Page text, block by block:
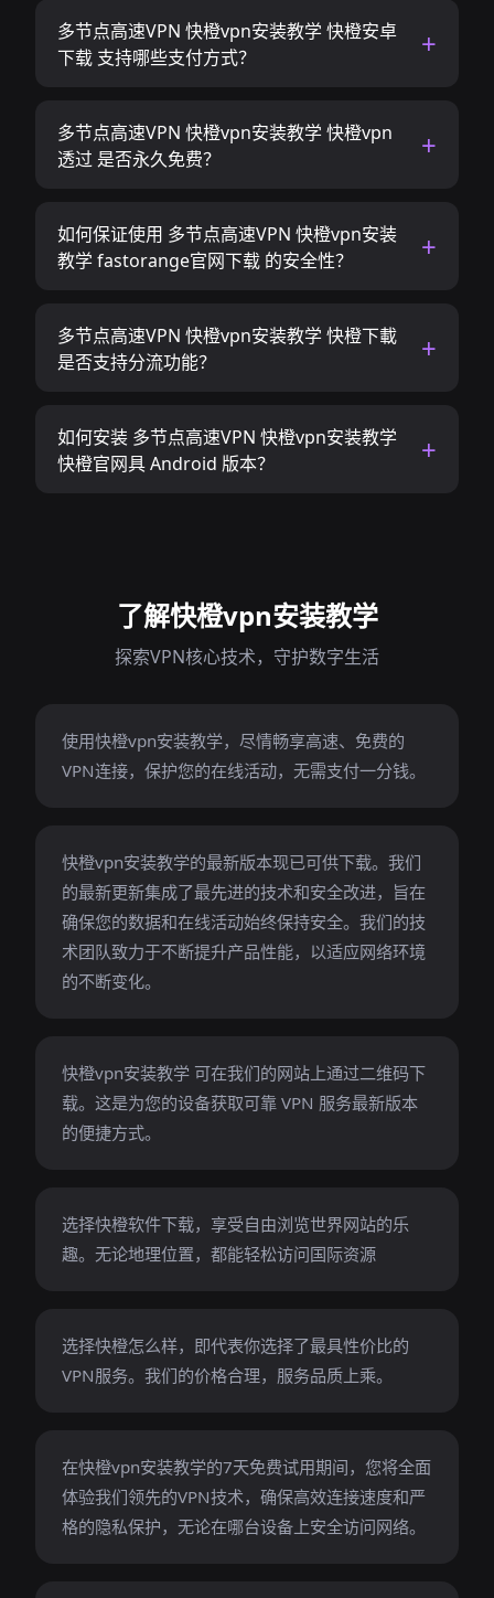
多节点高速VPN 快橙vpn安装教学 快橙安卓
下载 支持哪些支付方式？
多节点高速VPN 快橙vpn安装教学 快橙vpn
透过 是否永久免费？
如何保证使用 多节点高速VPN 快橙vpn安装
教学 fastorange官网下载 的安全性？
多节点高速VPN 快橙vpn安装教学 快橙下載
是否支持分流功能？
如何安装 多节点高速VPN 快橙vpn安装教学
快橙官网具 Android 版本？
了解快橙vpn安装教学
探索VPN核心技术，守护数字生活
使用快橙vpn安装教学，尽情畅享高速、免费的
VPN连接，保护您的在线活动，无需支付一分钱。
快橙vpn安装教学的最新版本现已可供下载。我们
的最新更新集成了最先进的技术和安全改进，旨在
确保您的数据和在线活动始终保持安全。我们的技
术团队致力于不断提升产品性能，以适应网络环境
的不断变化。
快橙vpn安装教学 可在我们的网站上通过二维码下
载。这是为您的设备获取可靠 VPN 服务最新版本
的便捷方式。
选择快橙软件下载，享受自由浏览世界网站的乐
趣。无论地理位置，都能轻松访问国际资源
选择快橙怎么样，即代表你选择了最具性价比的
VPN服务。我们的价格合理，服务品质上乘。
在快橙vpn安装教学的7天免费试用期间，您将全面
体验我们领先的VPN技术，确保高效连接速度和严
格的隐私保护，无论在哪台设备上安全访问网络。